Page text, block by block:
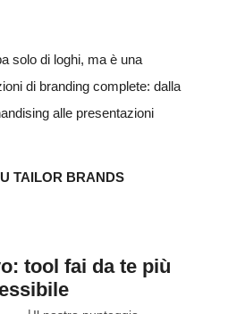
solo di loghi, ma è una
di branding complete: dalla
alle presentazioni
TAILOR BRANDS
tool fai da te più